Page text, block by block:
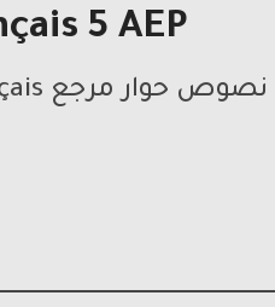
5 AEP